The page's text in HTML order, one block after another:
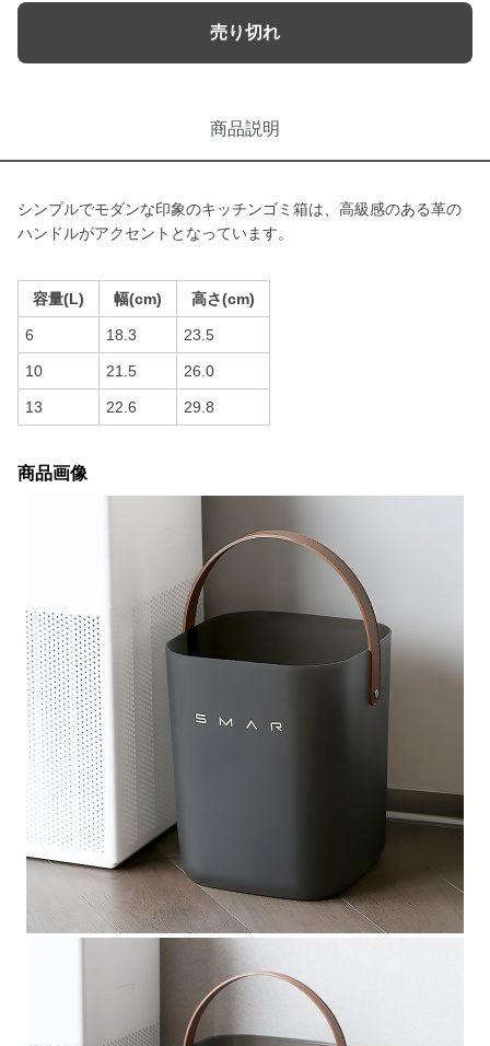
売り切れ
商品説明
シンプルでモダンな印象のキッチンゴミ箱は、高級感のある革の
ハンドルがアクセントとなっています。
容量(L) 幅(cm) 高さ(cm)
6 18.3 23.5
10 21.5 26.0
13 22.6 29.8
商品画像